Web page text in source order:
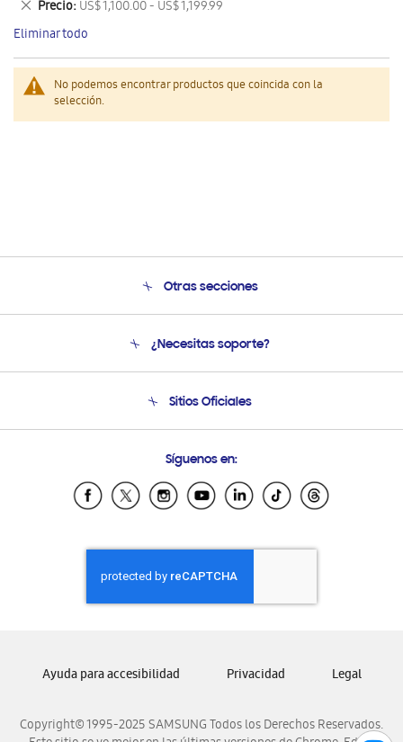
No podemos encontrar productos que coincida con la
selección.
artículo
Precio US$ 1,100.00 - US$ 1,199.99
Eliminar
este
artículo
Eliminar todo
Otras secciones
Soporte
Condiciones de Compra
¿Necesitas soporte?
Soporte vía eMail
Sitios Oficiales
Samsung Ecuador
Samsung El Salvador
Samsung Honduras
Samsung Nicaragua
Samsung Panamá
Samsung Venezuela
Síguenos en:
Copyright© 1995-2025 SAMSUNG Todos los Derechos Reservados.
Ayuda para accesibilidad Privacidad Legal